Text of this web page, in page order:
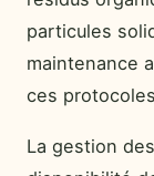
particules
maintenance
ces
La gestion